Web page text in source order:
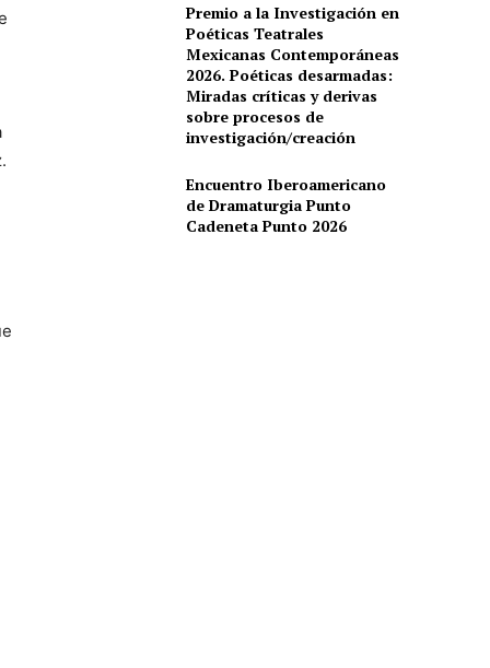
Premio a la Investigación en
Poéticas Teatrales
Mexicanas Contemporáneas
2026. Poéticas desarmadas:
Miradas críticas y derivas
sobre procesos de
investigación/creación
Encuentro Iberoamericano
de Dramaturgia Punto
Cadeneta Punto 2026